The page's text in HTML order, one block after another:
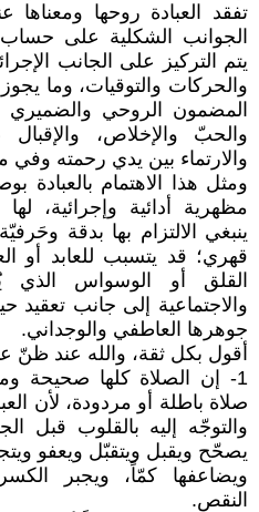
تفقد العبادة روحها
الجوانب الشكلية على
يتم التركيز على الجانب
والحركات والتوقيات، وما
المضمون الروحي والضميري
والحبّ والإخلاص، والإقبال
والارتماء بين يدي رحمته
ومثل هذا الاهتمام بالعبادة
مظهرية أدائية وإجرائية،
ينبغي الالتزام بها بدقة
قهري؛ قد يتسبب للعابد أو
القلق أو الوسواس
والاجتماعية إلى جانب تعقيد
جوهرها العاطفي والوجداني.
أقول بكل ثقة، والله عند ظنّ
1- إن الصلاة كلها صحيحة
صلاة باطلة أو مردودة، لأن
والتوجّه إليه بالقلوب قبل
يصحّح ويقبل ويتقبّل ويعفو
ويضاعفها كمّاً، ويجبر
النقص.